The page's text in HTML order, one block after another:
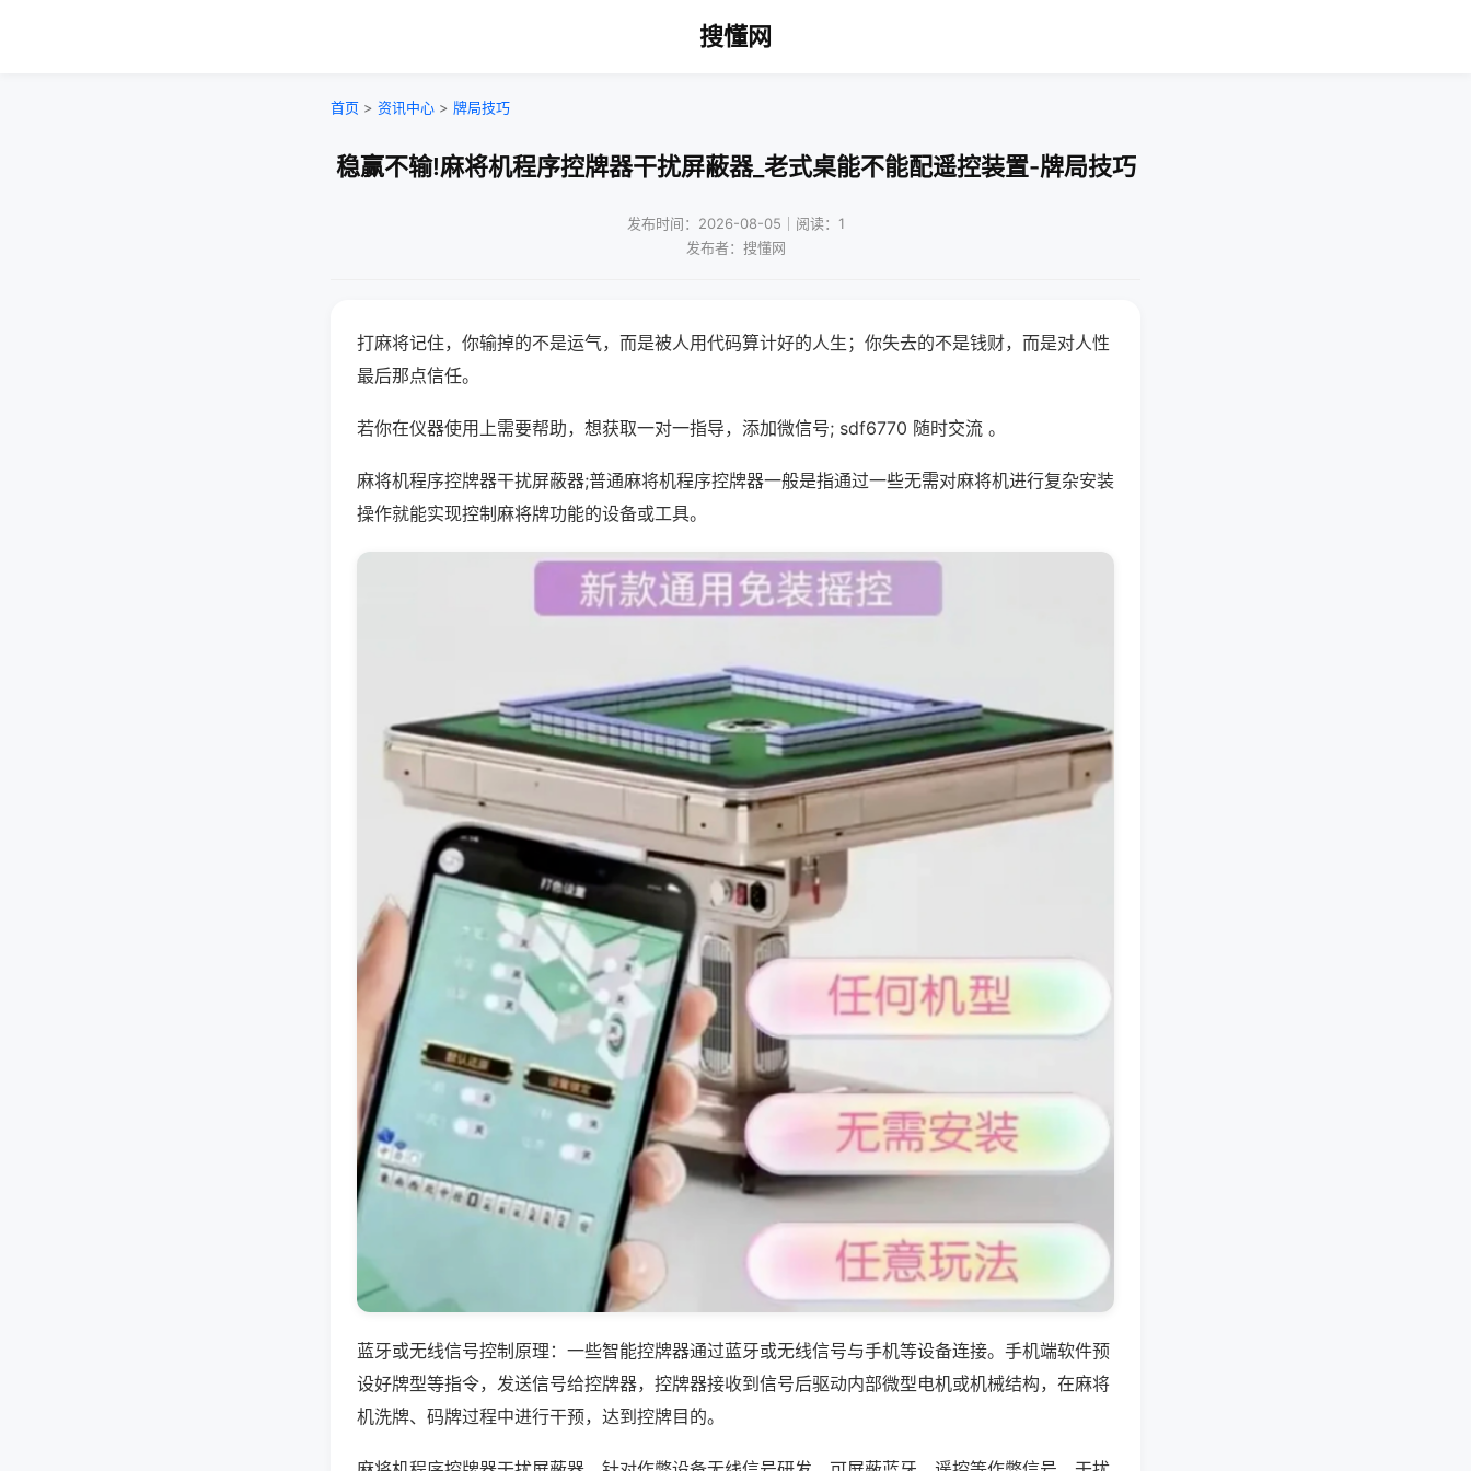
搜懂网
首页 > 资讯中心 > 牌局技巧
稳赢不输!麻将机程序控牌器干扰屏蔽器_老式桌能不能配遥控装置-牌局技巧
发布时间：2026-08-05｜阅读：1
发布者：搜懂网
打麻将记住，你输掉的不是运气，而是被人用代码算计好的人生；你失去的不是钱财，而是对人性
最后那点信任。
若你在仪器使用上需要帮助，想获取一对一指导，添加微信号; sdf6770 随时交流 。
麻将机程序控牌器干扰屏蔽器;普通麻将机程序控牌器一般是指通过一些无需对麻将机进行复杂安装
操作就能实现控制麻将牌功能的设备或工具。
蓝牙或无线信号控制原理：一些智能控牌器通过蓝牙或无线信号与手机等设备连接。手机端软件预
设好牌型等指令，发送信号给控牌器，控牌器接收到信号后驱动内部微型电机或机械结构，在麻将
机洗牌、码牌过程中进行干预，达到控牌目的。